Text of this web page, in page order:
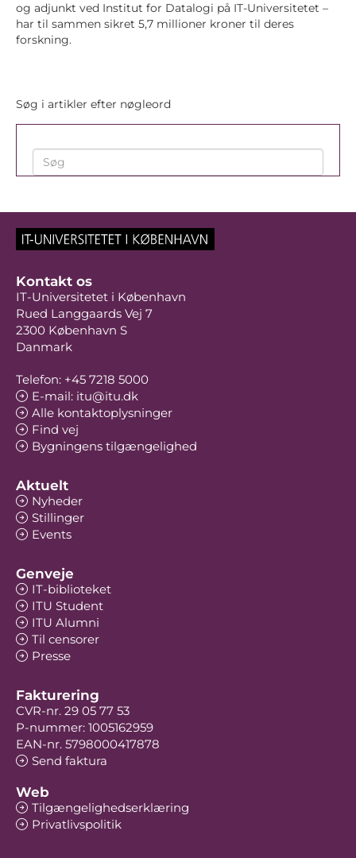
og adjunkt ved Institut for Datalogi på IT-Universitetet –
har til sammen sikret 5,7 millioner kroner til deres
forskning.
Søg i artikler efter nøgleord
Kontakt os
IT-Universitetet i København
Rued Langgaards Vej 7
2300 København S
Danmark
Telefon: +45 7218 5000
E-mail: itu@itu.dk
Alle kontaktoplysninger
Find vej
Bygningens tilgængelighed
Aktuelt
Nyheder
Stillinger
Events
Genveje
IT-biblioteket
ITU Student
ITU Alumni
Til censorer
Presse
Fakturering
CVR-nr. 29 05 77 53
P-nummer: 1005162959
EAN-nr. 5798000417878
Send faktura
Web
Tilgængelighedserklæring
Privatlivspolitik